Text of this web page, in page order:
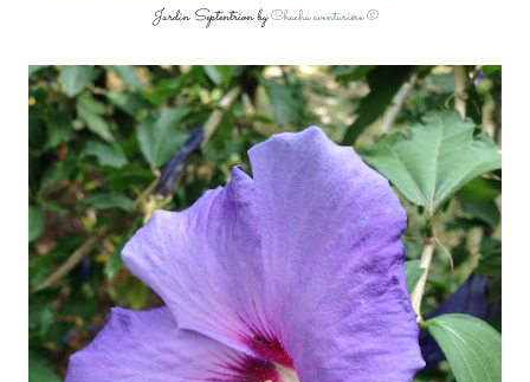
Jardin Septentrion byChacha aventurière ©